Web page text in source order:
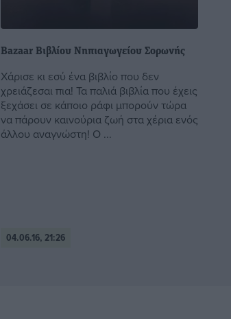
Bazaar Βιβλίου Νηπιαγωγείου Σορωνής
Χάρισε κι εσύ ένα βιβλίο που δεν
χρειάζεσαι πια! Τα παλιά βιβλία που έχεις
ξεχάσει σε κάποιο ράφι μπορούν τώρα
να πάρουν καινούρια ζωή στα χέρια ενός
άλλου αναγνώστη! Ο ...
04.06.16, 21:26